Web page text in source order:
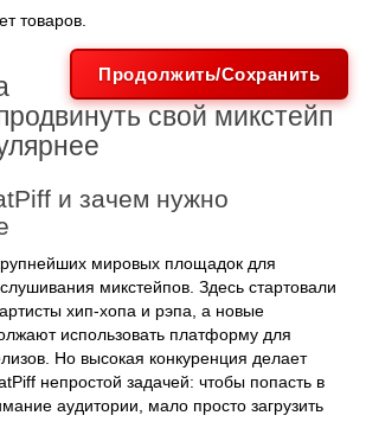
Продолжить/Сохранить
свой микстейп
микстейпов. Здесь стартовали
хип-хопа и рэпа, а новые
использовать платформу для
Но высокая конкуренция делает
непростой задачей: чтобы попасть в
аудитории, мало просто загрузить